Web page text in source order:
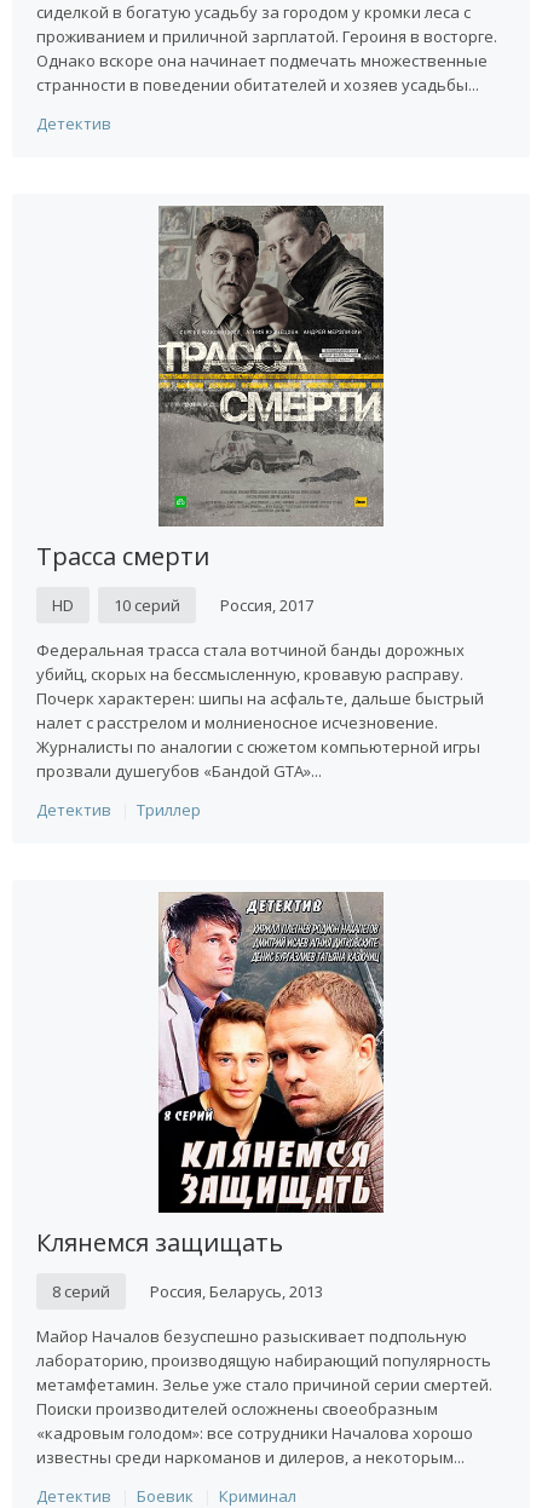
сиделкой в богатую усадьбу за городом у кромки леса с
проживанием и приличной зарплатой. Героиня в восторге.
Однако вскоре она начинает подмечать множественные
странности в поведении обитателей и хозяев усадьбы...
Детектив
Трасса смерти
HD 10 серий Россия, 2017
Федеральная трасса стала вотчиной банды дорожных
убийц, скорых на бессмысленную, кровавую расправу.
Почерк характерен: шипы на асфальте, дальше быстрый
налет с расстрелом и молниеносное исчезновение.
Журналисты по аналогии с сюжетом компьютерной игры
прозвали душегубов «Бандой GTA»...
Детектив
Триллер
Клянемся защищать
8 серий Россия, Беларусь, 2013
Майор Началов безуспешно разыскивает подпольную
лабораторию, производящую набирающий популярность
метамфетамин. Зелье уже стало причиной серии смертей.
Поиски производителей осложнены своеобразным
«кадровым голодом»: все сотрудники Началова хорошо
известны среди наркоманов и дилеров, а некоторым...
Детектив
Боевик Криминал